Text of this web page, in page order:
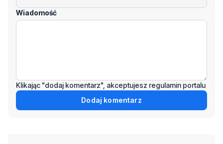
Wiadomość
Klikając "dodaj komentarz", akceptujesz regulamin portalu
Dodaj komentarz